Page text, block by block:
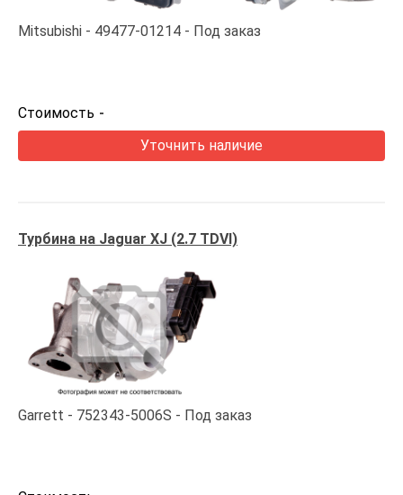
Mitsubishi 49477-01214 Под заказ
Стоимость -
Уточнить наличие
Турбина на Jaguar XJ (2.7 TDVI)
Garrett 752343-5006S Под заказ